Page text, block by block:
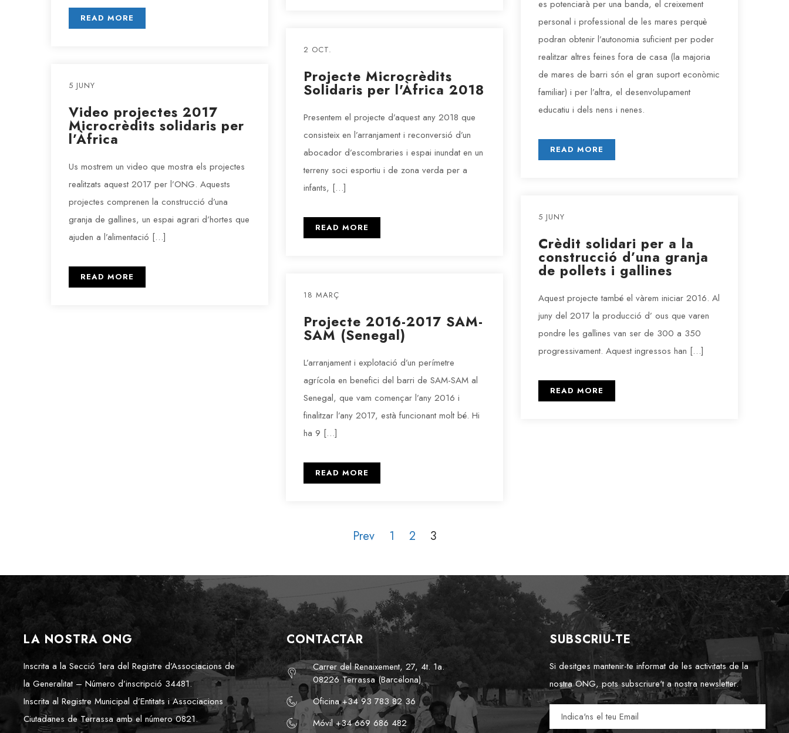
READ MORE
es potenciarà per una banda, el creixement
personal i professional de les mares perquè
podran obtenir l’autonomia suficient per poder
realitzar altres feines fora de casa (la majoria
de mares de barri són el gran suport econòmic
familiar) i per l’altra, el desenvolupament
educatiu i dels nens i nenes.
READ MORE
2 OCT.
Projecte Microcrèdits
Solidaris per l'Àfrica 2018
Presentem el projecte d’aquest any 2018 que
consisteix en l’arranjament i reconversió d’un
abocador d’escombraries i espai inundat en un
terreny soci esportiu i de zona verda per a
infants, […]
READ MORE
5 JUNY
Video projectes 2017
Microcrèdits solidaris per
l’Àfrica
Us mostrem un video que mostra els projectes
realitzats aquest 2017 per l’ONG. Aquests
projectes comprenen la construcció d’una
granja de gallines, un espai agrari d’hortes que
ajuden a l’alimentació […]
READ MORE
5 JUNY
Crèdit solidari per a la
construcció d’una granja
de pollets i gallines
Aquest projecte també el vàrem iniciar 2016. Al
juny del 2017 la producció d’ ous que varen
pondre les gallines van ser de 300 a 350
progressivament. Aquest ingressos han […]
READ MORE
18 MARÇ
Projecte 2016-2017 SAM-
SAM (Senegal)
L’arranjament i explotació d’un perímetre
agrícola en benefici del barri de SAM-SAM al
Senegal, que vam començar l’any 2016 i
finalitzar l’any 2017, està funcionant molt bé. Hi
ha 9 […]
READ MORE
Prev 1 2 3
LA NOSTRA ONG
Inscrita a la Secció 1era del Registre d’Associacions de
la Generalitat – Número d’inscripció 34481.
Inscrita al Registre Municipal d’Entitats i Associacions
Ciutadanes de Terrassa amb el número 0821.
CONTACTAR
Carrer del Renaixement, 27, 4t. 1a.
08226 Terrassa (Barcelona)
Oficina +34 93 783 82 36
Móvil +34 669 686 482
SUBSCRIU-TE
Si desitges mantenir-te informat de les activitats de la
nostra ONG, pots subscriure't a nostra newsletter.